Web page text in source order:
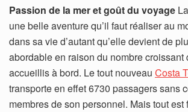
Passion de la mer et goût du voyage
une belle aventure qu’il faut réaliser au
dans sa vie d’autant qu’elle devient de
abordable en raison du nombre croissant
accueillis à bord. Le tout nouveau Costa
transporte en effet 6730 passagers sans
membres de son personnel. Mais tout est